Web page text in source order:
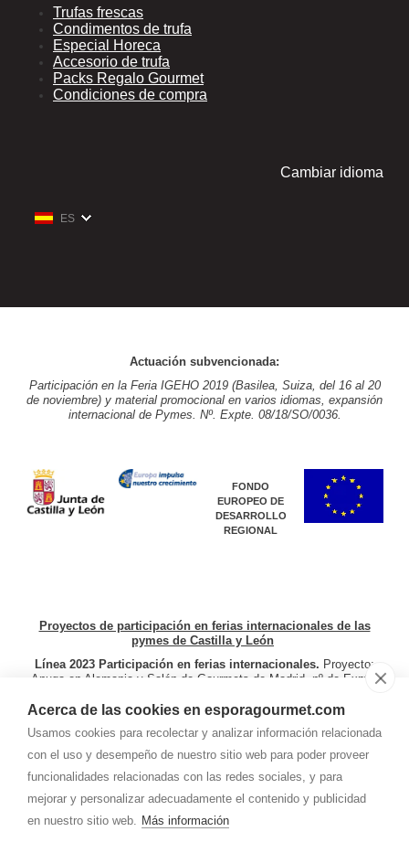
Acerca de las cookies en esporagourmet.com
Usamos cookies para recolectar y analizar información relacionada
con el uso y desempeño de nuestro sitio web para poder proveer
funcionalidades relacionadas con las redes sociales, y para
mejorar y personalizar adecuadamente el contenido y publicidad
en nuestro sitio web. Más información
Trufas frescas
Condimentos de trufa
Especial Horeca
Accesorio de trufa
Packs Regalo Gourmet
Condiciones de compra
Cambiar idioma
ES
Actuación subvencionada:
Participación en la Feria IGEHO 2019 (Basilea, Suiza, del 16 al 20
de noviembre) y material promocional en varios idiomas, expansión
internacional de Pymes. Nº. Expte. 08/18/SO/0036.
FONDO
EUROPEO DE
DESARROLLO
REGIONAL
Proyectos de participación en ferias internacionales de las
pymes de Castilla y León
Línea 2023 Participación en ferias internacionales. Proyecto:
Anuga en Alemania y Salón de Gourmets de Madrid. nº de Expte.
internacionales. Proyecto: Participación Salón Gourmets de
(Italia) del 4 al 7 de mayo de 2024, Speciality Food and Fine Fair
en Londres (Reino Unido) y Sial París en París (Francia) del 19 al